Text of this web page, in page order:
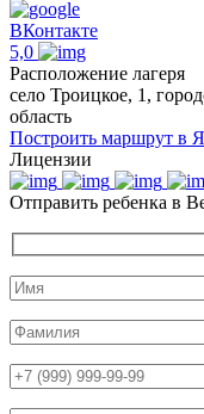
ВКонтакте
5,0
Расположение лагеря
село Троицкое, 1,
область
Построить маршрут в
Лицензии
Отправить ребенка в